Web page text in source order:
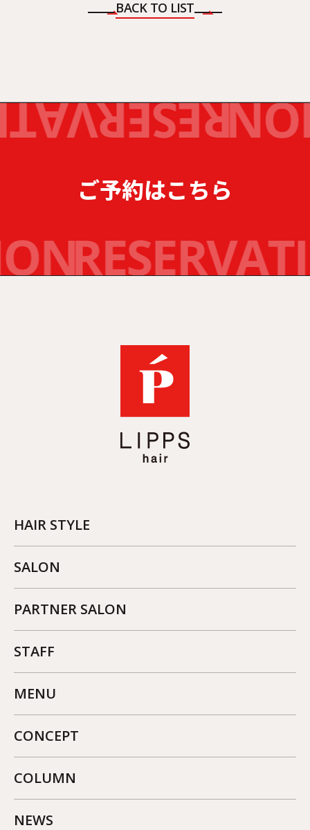
BACK TO LIST
ご予約はこちら
HAIR STYLE
SALON
PARTNER SALON
STAFF
MENU
CONCEPT
COLUMN
NEWS